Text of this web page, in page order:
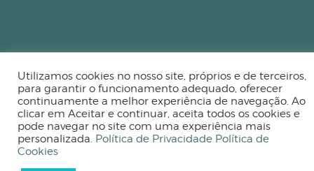
Powered by
Ecramágico © 2026
Utilizamos cookies no nosso site, próprios e de terceiros,
para garantir o funcionamento adequado, oferecer
continuamente a melhor experiência de navegação. Ao
clicar em Aceitar e continuar, aceita todos os cookies e
pode navegar no site com uma experiência mais
personalizada. Política de Privacidade Política de
Cookies